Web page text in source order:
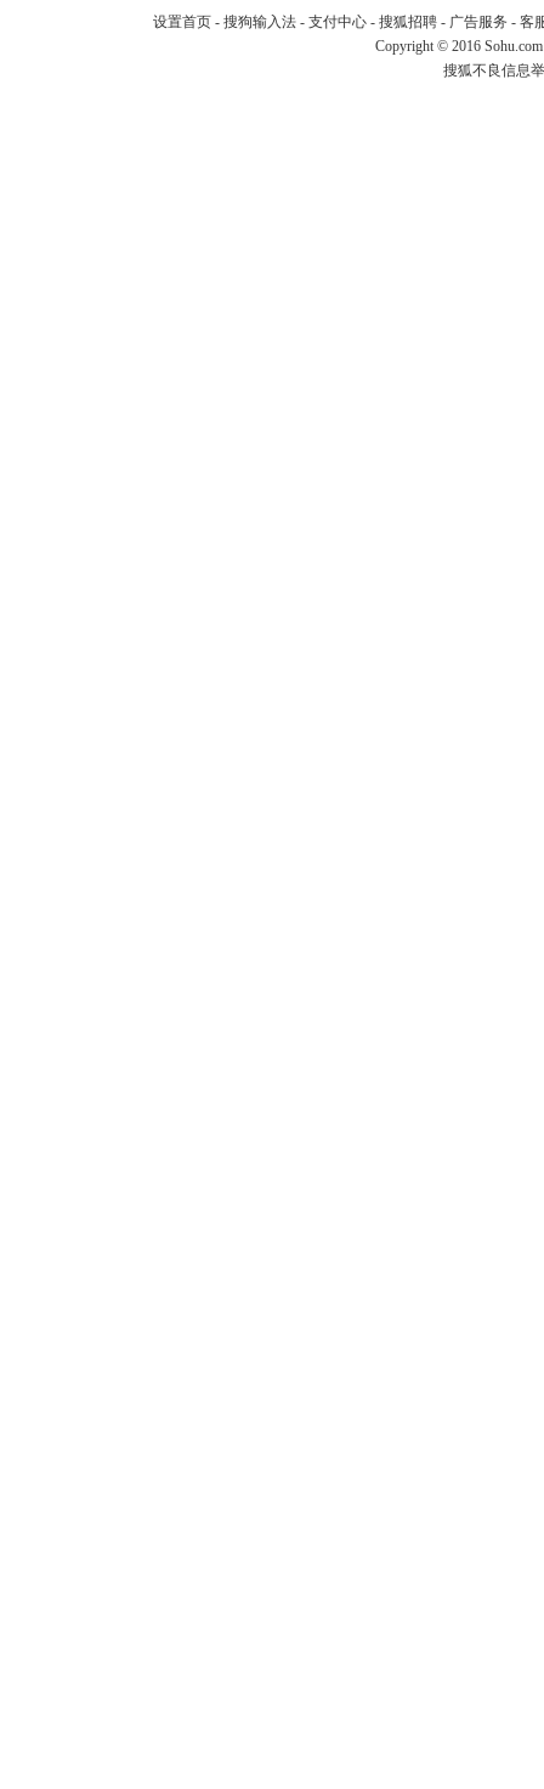
设置首页- 搜狗输入法- 支付中心- 搜狐招聘- 广告服务 - 客
Copyright © 2016
搜狐不良信息